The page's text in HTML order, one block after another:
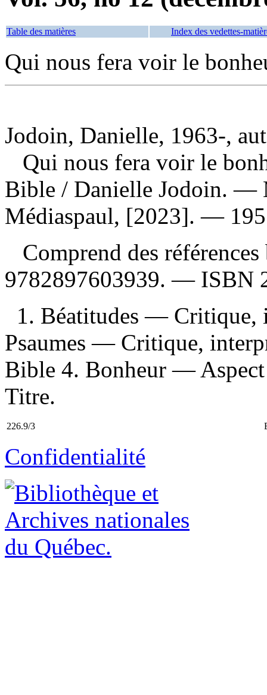
Table des matières Index des vedettes-
Qui nous fera voir le
Jodoin, Danielle, 1963-,
Qui nous fera voir le
Bible / Danielle Jodoin. —
Médiaspaul, [2023]. — 195
Comprend des
9782897603939. — ISBN
1. Béatitudes — Critique,
Psaumes — Critique,
Bible 4. Bonheur —
Titre.
226.9/3
Confidentialité